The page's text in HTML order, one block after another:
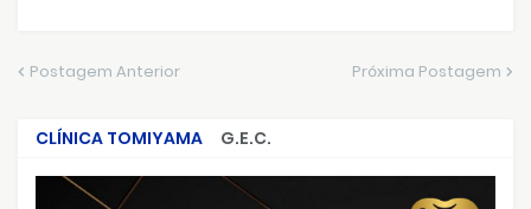
Postagem Anterior Próxima Postagem
CLÍNICA TOMIYAMA
G.E.C.
CRIMES QUE ABALARAM O BRASIL